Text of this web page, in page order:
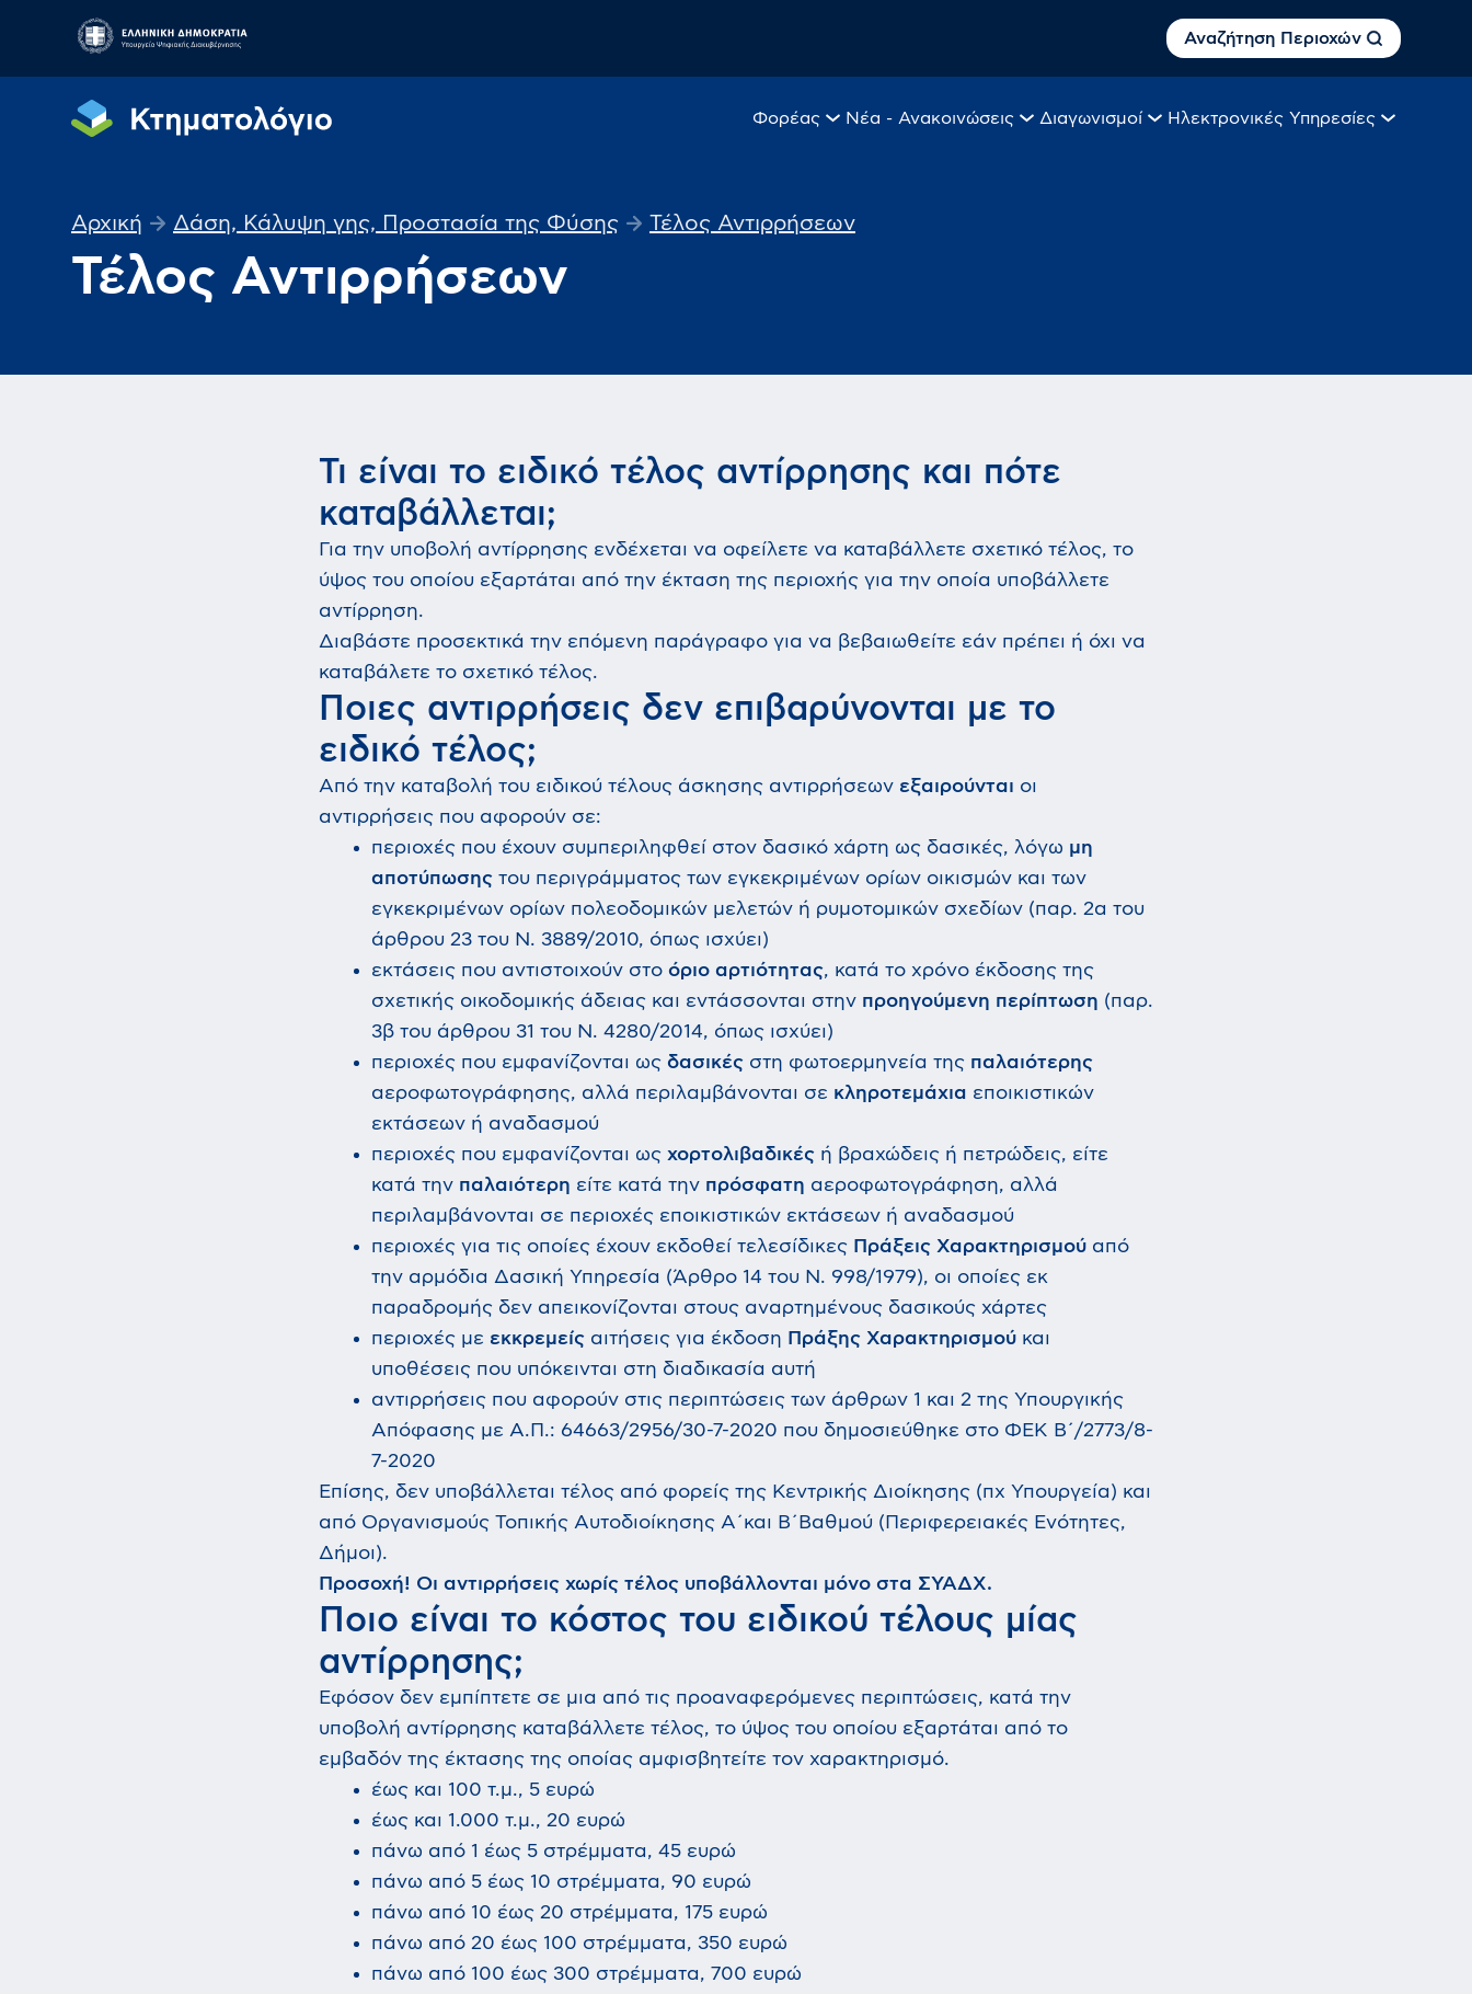
Αναζήτηση Περιοχών
Φορέας Νέα - Ανακοινώσεις Διαγωνισμοί Ηλεκτρονικές Υπηρεσίες
Αρχική Δάση, Κάλυψη γης, Προστασία της Φύσης Τέλος Αντιρρήσεων
Τέλος Αντιρρήσεων
Τι είναι το ειδικό τέλος αντίρρησης και πότε
καταβάλλεται;
Για την υποβολή αντίρρησης ενδέχεται να οφείλετε να καταβάλλετε σχετικό τέλος, το
ύψος του οποίου εξαρτάται από την έκταση της περιοχής για την οποία υποβάλλετε
αντίρρηση.
Διαβάστε προσεκτικά την επόμενη παράγραφο για να βεβαιωθείτε εάν πρέπει ή όχι να
καταβάλετε το σχετικό τέλος.
Ποιες αντιρρήσεις δεν επιβαρύνονται με το
ειδικό τέλος;
Από την καταβολή του ειδικού τέλους άσκησης αντιρρήσεων εξαιρούνται οι
αντιρρήσεις που αφορούν σε:
περιοχές που έχουν συμπεριληφθεί στον δασικό χάρτη ως δασικές, λόγω μη
αποτύπωσης του περιγράμματος των εγκεκριμένων ορίων οικισμών και των
εγκεκριμένων ορίων πολεοδομικών μελετών ή ρυμοτομικών σχεδίων (παρ. 2α του
άρθρου 23 του Ν. 3889/2010, όπως ισχύει)
εκτάσεις που αντιστοιχούν στο όριο αρτιότητας, κατά το χρόνο έκδοσης της
σχετικής οικοδομικής άδειας και εντάσσονται στην προηγούμενη περίπτωση (παρ.
3β του άρθρου 31 του Ν. 4280/2014, όπως ισχύει)
περιοχές που εμφανίζονται ως δασικές στη φωτοερμηνεία της παλαιότερης
αεροφωτογράφησης, αλλά περιλαμβάνονται σε κληροτεμάχια εποικιστικών
εκτάσεων ή αναδασμού
περιοχές που εμφανίζονται ως χορτολιβαδικές ή βραχώδεις ή πετρώδεις, είτε
κατά την παλαιότερη είτε κατά την πρόσφατη αεροφωτογράφηση, αλλά
περιλαμβάνονται σε περιοχές εποικιστικών εκτάσεων ή αναδασμού
περιοχές για τις οποίες έχουν εκδοθεί τελεσίδικες Πράξεις Χαρακτηρισμού από
την αρμόδια Δασική Υπηρεσία (Άρθρο 14 του Ν. 998/1979), οι οποίες εκ
παραδρομής δεν απεικονίζονται στους αναρτημένους δασικούς χάρτες
περιοχές με εκκρεμείς αιτήσεις για έκδοση Πράξης Χαρακτηρισμού και
υποθέσεις που υπόκεινται στη διαδικασία αυτή
αντιρρήσεις που αφορούν στις περιπτώσεις των άρθρων 1 και 2 της Υπουργικής
Απόφασης με Α.Π.: 64663/2956/30-7-2020 που δημοσιεύθηκε στο ΦΕΚ Β΄/2773/8-
7-2020
Επίσης, δεν υποβάλλεται τέλος από φορείς της Κεντρικής Διοίκησης (πχ Υπουργεία) και
από Οργανισμούς Τοπικής Αυτοδιοίκησης Α΄και Β΄Βαθμού (Περιφερειακές Ενότητες,
Δήμοι).
Προσοχή! Οι αντιρρήσεις χωρίς τέλος υποβάλλονται μόνο στα ΣΥΑΔΧ.
Ποιο είναι το κόστος του ειδικού τέλους μίας
αντίρρησης;
Εφόσον δεν εμπίπτετε σε μια από τις προαναφερόμενες περιπτώσεις, κατά την
υποβολή αντίρρησης καταβάλλετε τέλος, το ύψος του οποίου εξαρτάται από το
εμβαδόν της έκτασης της οποίας αμφισβητείτε τον χαρακτηρισμό.
έως και 100 τ.μ., 5 ευρώ
έως και 1.000 τ.μ., 20 ευρώ
πάνω από 1 έως 5 στρέμματα, 45 ευρώ
πάνω από 5 έως 10 στρέμματα, 90 ευρώ
πάνω από 10 έως 20 στρέμματα, 175 ευρώ
πάνω από 20 έως 100 στρέμματα, 350 ευρώ
πάνω από 100 έως 300 στρέμματα, 700 ευρώ